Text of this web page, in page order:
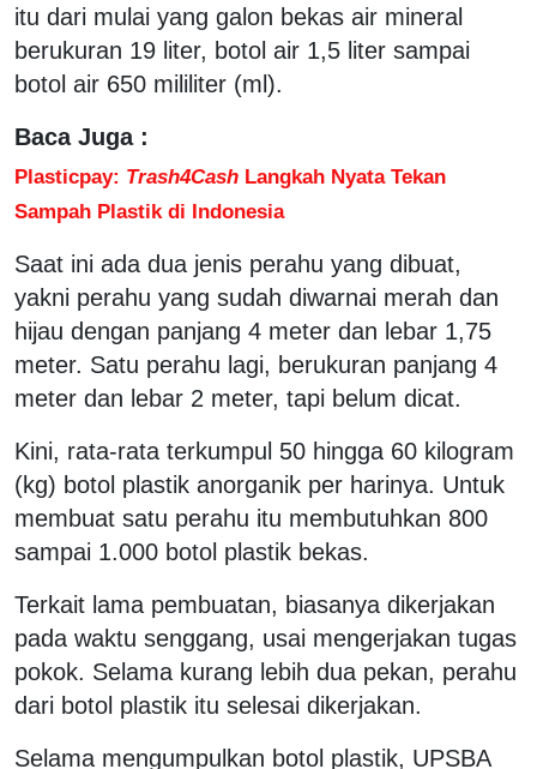
itu dari mulai yang galon bekas air mineral
berukuran 19 liter, botol air 1,5 liter sampai
botol air 650 mililiter (ml).
Baca Juga :
Plasticpay: Trash4Cash Langkah Nyata Tekan
Sampah Plastik di Indonesia
Saat ini ada dua jenis perahu yang dibuat,
yakni perahu yang sudah diwarnai merah dan
hijau dengan panjang 4 meter dan lebar 1,75
meter. Satu perahu lagi, berukuran panjang 4
meter dan lebar 2 meter, tapi belum dicat.
Kini, rata-rata terkumpul 50 hingga 60 kilogram
(kg) botol plastik anorganik per harinya. Untuk
membuat satu perahu itu membutuhkan 800
sampai 1.000 botol plastik bekas.
Terkait lama pembuatan, biasanya dikerjakan
pada waktu senggang, usai mengerjakan tugas
pokok. Selama kurang lebih dua pekan, perahu
dari botol plastik itu selesai dikerjakan.
Selama mengumpulkan botol plastik, UPSBA